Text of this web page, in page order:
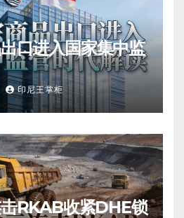
口进入国家集中监
印尼王掌柜
RKAB收紧DHE锁